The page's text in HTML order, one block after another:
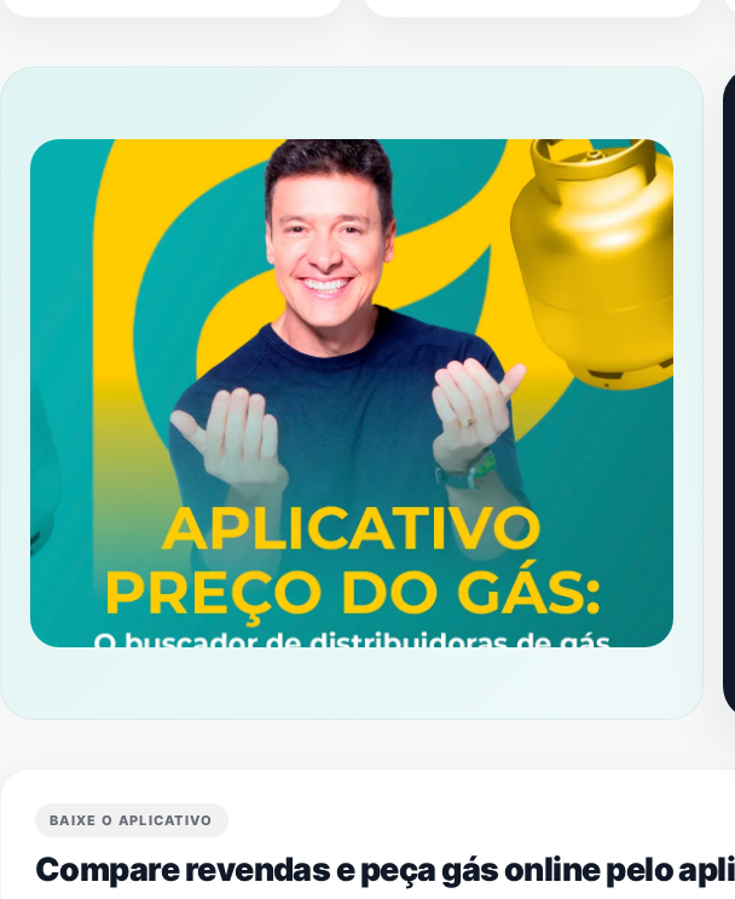
BAIXE O APLICATIVO
Compare revendas e peça gás online pelo